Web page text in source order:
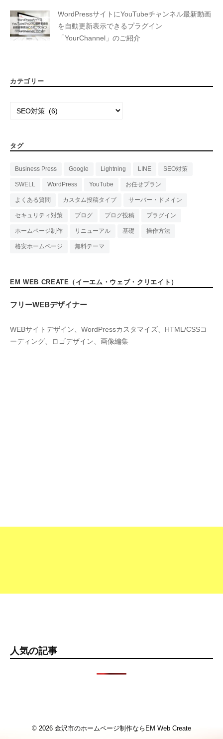
WordPressサイトにYouTubeチャンネル最新動画
を自動更新表示できるプラグイン
「YourChannel」のご紹介
カテゴリー
カ
ー
タグ
Business Press Google Lightning LINE SEO対策
SWELL WordPress YouTube お任せプラン
よくある質問 カスタム投稿タイプ サーバー・ドメイン
セキュリティ対策 ブログ ブログ投稿 プラグイン
ホームページ制作 リニューアル 基礎 操作方法
格安ホームページ 無料テーマ
EM WEB CREATE（イーエム・ウェブ・クリエイト）
フリーWEBデザイナー
WEBサイトデザイン、WordPressカスタマイズ、HTML/CSSコ
ーディング、ロゴデザイン、画像編集
人気の記事
© 2026 金沢市のホームページ制作ならEM Web Create